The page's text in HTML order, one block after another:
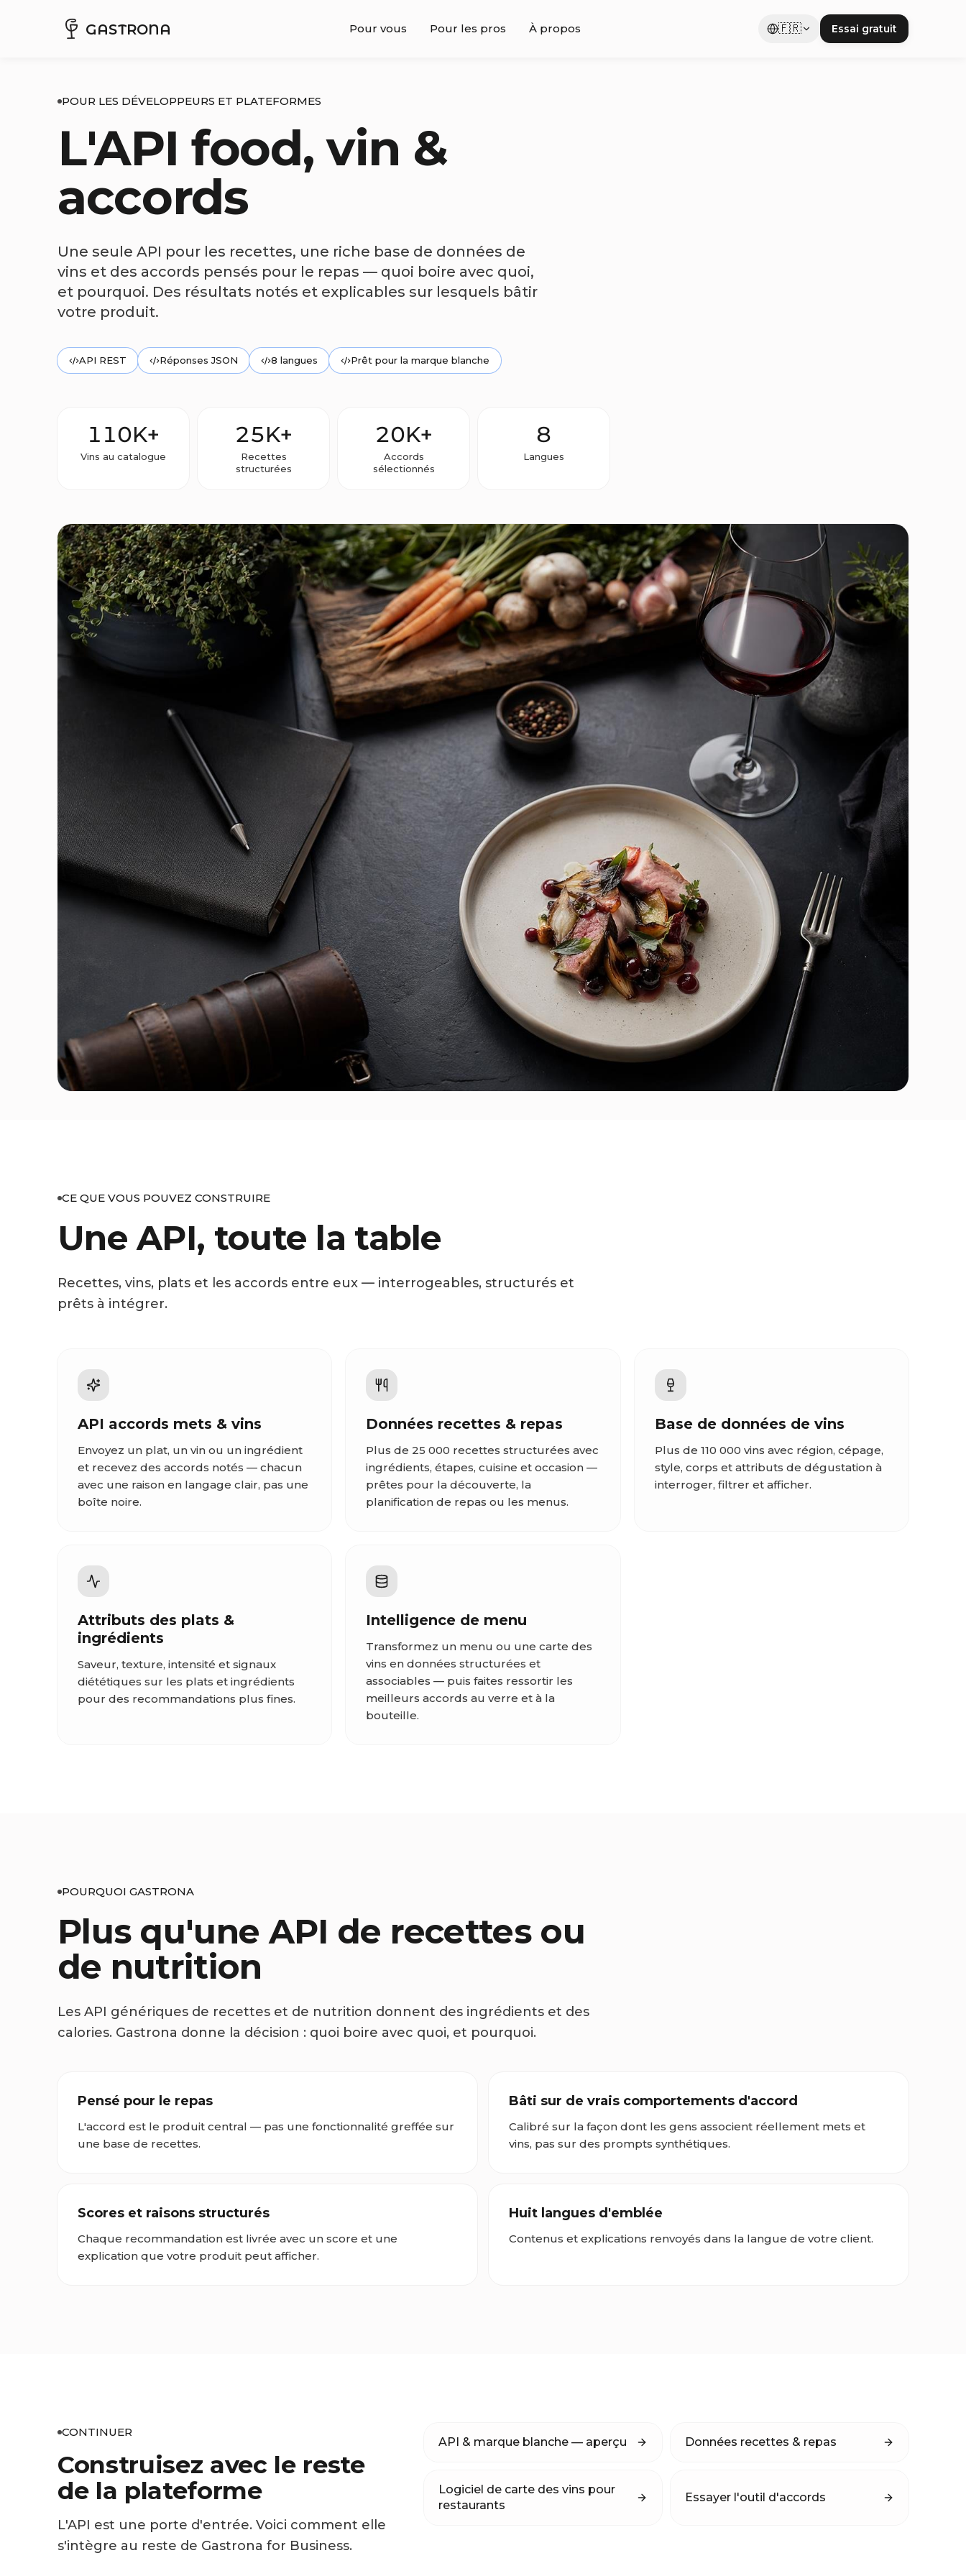
GASTRONA Pour vous Pour les pros À propos 🇫🇷 Essai gratuit
POUR LES DÉVELOPPEURS ET PLATEFORMES
L'API food, vin &
accords
Une seule API pour les recettes, une riche base de données de
vins et des accords pensés pour le repas — quoi boire avec quoi,
et pourquoi. Des résultats notés et explicables sur lesquels bâtir
votre produit.
API REST Réponses JSON 8 langues Prêt pour la marque blanche
110K+
Vins au catalogue
25K+
Recettes
structurées
20K+
Accords
sélectionnés
8
Langues
CE QUE VOUS POUVEZ CONSTRUIRE
Une API, toute la table
Recettes, vins, plats et les accords entre eux — interrogeables, structurés et
prêts à intégrer.
API accords mets & vins
Envoyez un plat, un vin ou un ingrédient
et recevez des accords notés — chacun
avec une raison en langage clair, pas une
boîte noire.
Données recettes & repas
Plus de 25 000 recettes structurées avec
ingrédients, étapes, cuisine et occasion —
prêtes pour la découverte, la
planification de repas ou les menus.
Base de données de vins
Plus de 110 000 vins avec région, cépage,
style, corps et attributs de dégustation à
interroger, filtrer et afficher.
Attributs des plats &
ingrédients
Saveur, texture, intensité et signaux
diététiques sur les plats et ingrédients
pour des recommandations plus fines.
Intelligence de menu
Transformez un menu ou une carte des
vins en données structurées et
associables — puis faites ressortir les
meilleurs accords au verre et à la
bouteille.
POURQUOI GASTRONA
Plus qu'une API de recettes ou
de nutrition
Les API génériques de recettes et de nutrition donnent des ingrédients et des
calories. Gastrona donne la décision : quoi boire avec quoi, et pourquoi.
Pensé pour le repas
L'accord est le produit central — pas une fonctionnalité greffée sur
une base de recettes.
Bâti sur de vrais comportements d'accord
Calibré sur la façon dont les gens associent réellement mets et
vins, pas sur des prompts synthétiques.
Scores et raisons structurés
Chaque recommandation est livrée avec un score et une
explication que votre produit peut afficher.
Huit langues d'emblée
Contenus et explications renvoyés dans la langue de votre client.
CONTINUER
Construisez avec le reste
de la plateforme
L'API est une porte d'entrée. Voici comment elle
s'intègre au reste de Gastrona for Business.
API & marque blanche — aperçu Données recettes & repas
Logiciel de carte des vins pour
restaurants
Essayer l'outil d'accords